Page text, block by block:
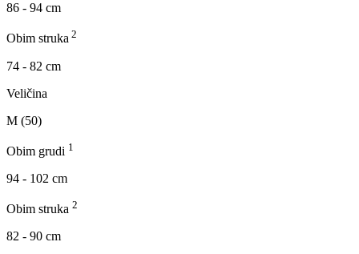
86 - 94 cm
Obim struka 2
74 - 82 cm
Veličina
M (50)
Obim grudi 1
94 - 102 cm
Obim struka 2
82 - 90 cm